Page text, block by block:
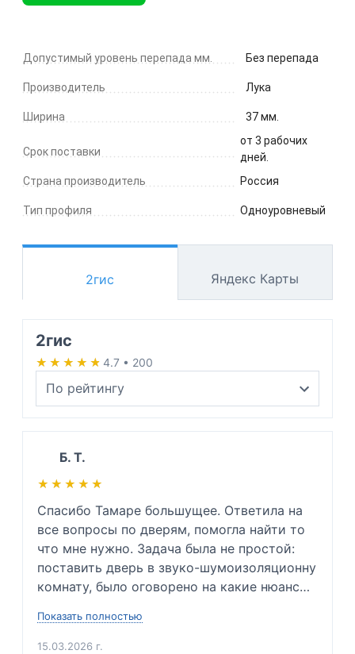
Допустимый уровень перепада мм. Без перепада
Производитель Лука
Ширина 37 мм.
Срок поставки
от 3 рабочих
дней.
Страна производитель
Россия
Тип профиля Одноуровневый
2гис Яндекс Карты
2гис
★★★★★
★★★★★ 4.7 • 200
Б. Т.
★★★★★
★★★★★
Спасибо Тамаре большущее. Ответила на
все вопросы по дверям, помогла найти то
что мне нужно. Задача была не простой:
поставить дверь в звуко-шумоизоляционну
комнату, было оговорено на какие нюансы
невозможно избежать. Так же подсказала
какую входную дверь нужно будет купить в
Показать полностью
15.03.2026 г.